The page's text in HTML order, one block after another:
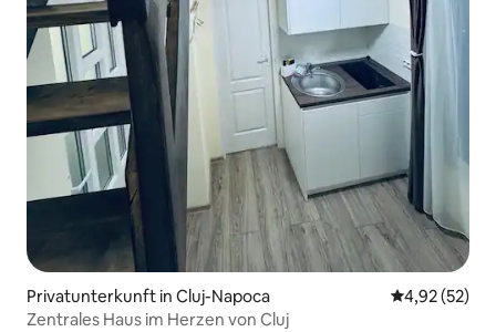
Privatunterkunft in Cluj-Napoca
4,92 (52)
Zentrales Haus im Herzen von Cluj